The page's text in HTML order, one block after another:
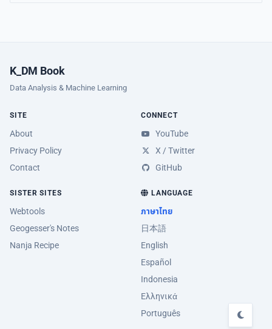
K_DM Book
Data Analysis & Machine Learning
SITE
About
Privacy Policy
Contact
CONNECT
YouTube
X / Twitter
GitHub
SISTER SITES
Webtools
Geogesser's Notes
Nanja Recipe
LANGUAGE
ภาษาไทย
日本語
English
Español
Indonesia
Ελληνικά
Português